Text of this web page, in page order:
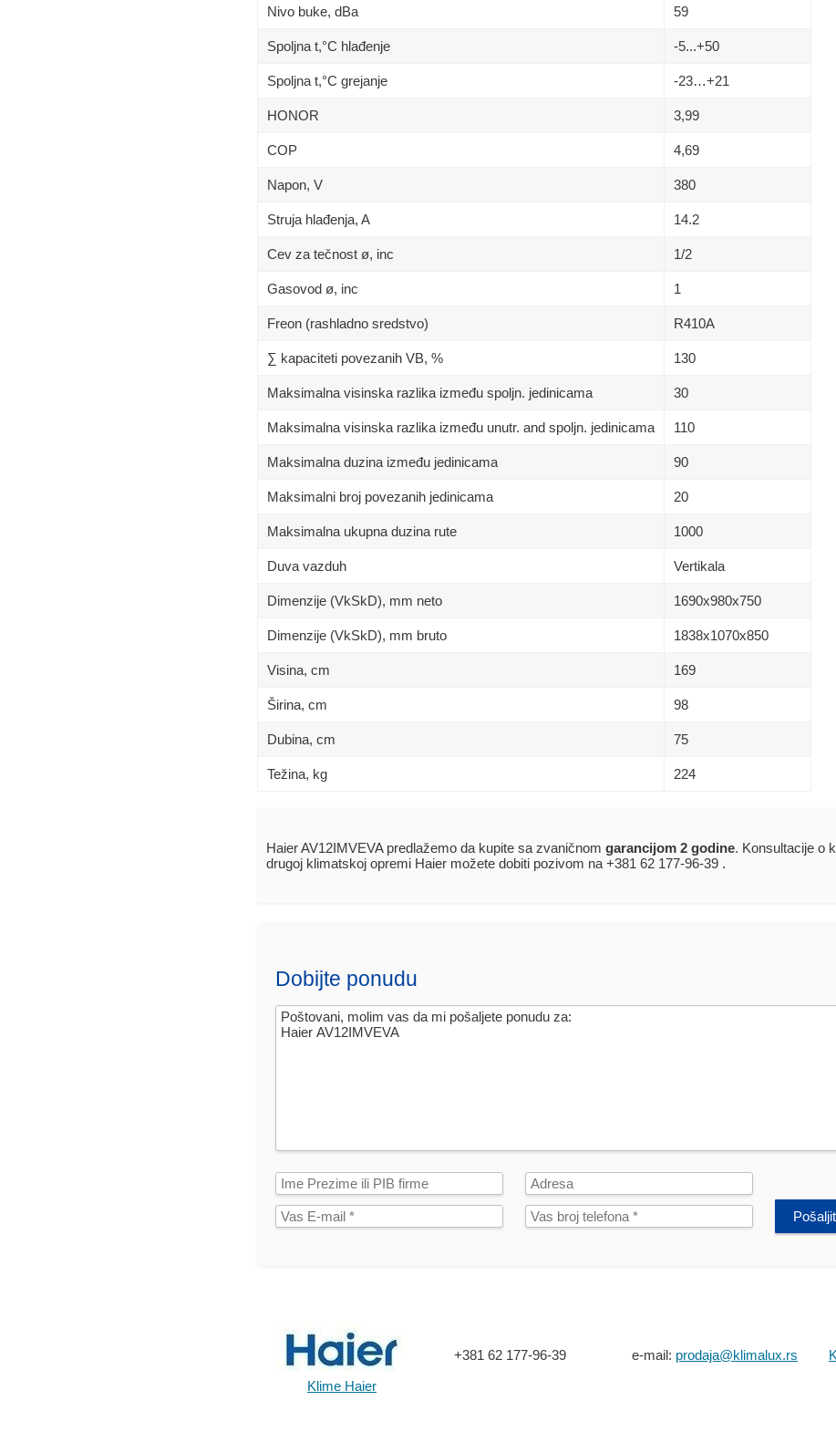
Nivo buke, dBa 59
Spoljna t,°C hlađenje -5...+50
Spoljna t,°C grejanje -23…+21
HONOR 3,99
COP 4,69
Napon, V 380
Struja hlađenja, A 14.2
Cev za tečnost ø, inc 1/2
Gasovod ø, inc 1
Freon (rashladno sredstvo) R410A
∑ kapaciteti povezanih VB, % 130
Maksimalna visinska razlika između spoljn. jedinicama 30
Maksimalna visinska razlika između unutr. and spoljn. jedinicama 110
Maksimalna duzina između jedinicama 90
Maksimalni broj povezanih jedinicama 20
Maksimalna ukupna duzina rute 1000
Duva vazduh Vertikala
Dimenzije (VkSkD), mm neto 1690х980x750
Dimenzije (VkSkD), mm bruto 1838х1070x850
Visina, сm 169
Širina, сm 98
Dubina, сm 75
Težina, kg 224
Haier AV12IMVEVA predlažemo da kupite sa zvaničnom garancijom 2 godine. Konsultacije o
drugoj klimatskoj opremi Haier možete dobiti pozivom na +381 62 177-96-39 .
Dobijte ponudu
Klime Haier
+381 62 177-96-39 e-mail: prodaja@klimalux.rs